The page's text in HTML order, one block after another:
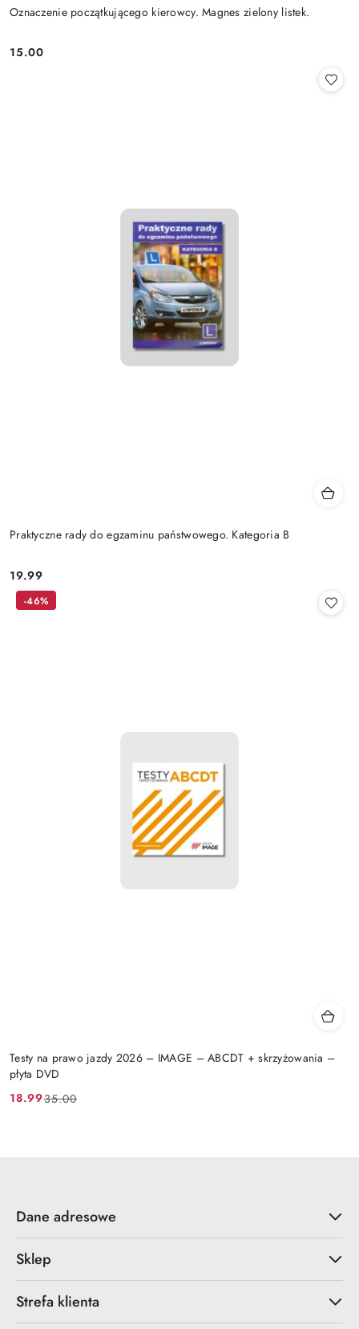
Oznaczenie początkującego kierowcy. Magnes zielony listek.
Cena:
15.00
Praktyczne rady do egzaminu państwowego. Kategoria B
Cena:
19.99
Testy na prawo jazdy 2026 – IMAGE – ABCDT + skrzyżowania –
płyta DVD
Cena
18.99
Cena
35.00
-46%
Dane adresowe
Sklep
Strefa klienta